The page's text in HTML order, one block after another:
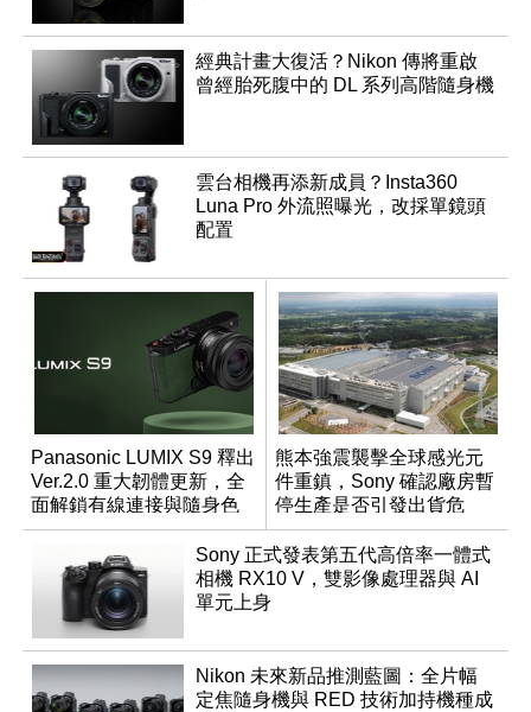
經典計畫大復活？Nikon 傳將重啟
曾經胎死腹中的 DL 系列高階隨身機
雲台相機再添新成員？Insta360
Luna Pro 外流照曝光，改採單鏡頭
配置
Panasonic LUMIX S9 釋出
Ver.2.0 重大韌體更新，全
面解鎖有線連接與隨身色
調編輯
熊本強震襲擊全球感光元
件重鎮，Sony 確認廠房暫
停生產是否引發出貨危
機？
Sony 正式發表第五代高倍率一體式
相機 RX10 V，雙影像處理器與 AI
單元上身
Nikon 未來新品推測藍圖：全片幅
定焦隨身機與 RED 技術加持機種成